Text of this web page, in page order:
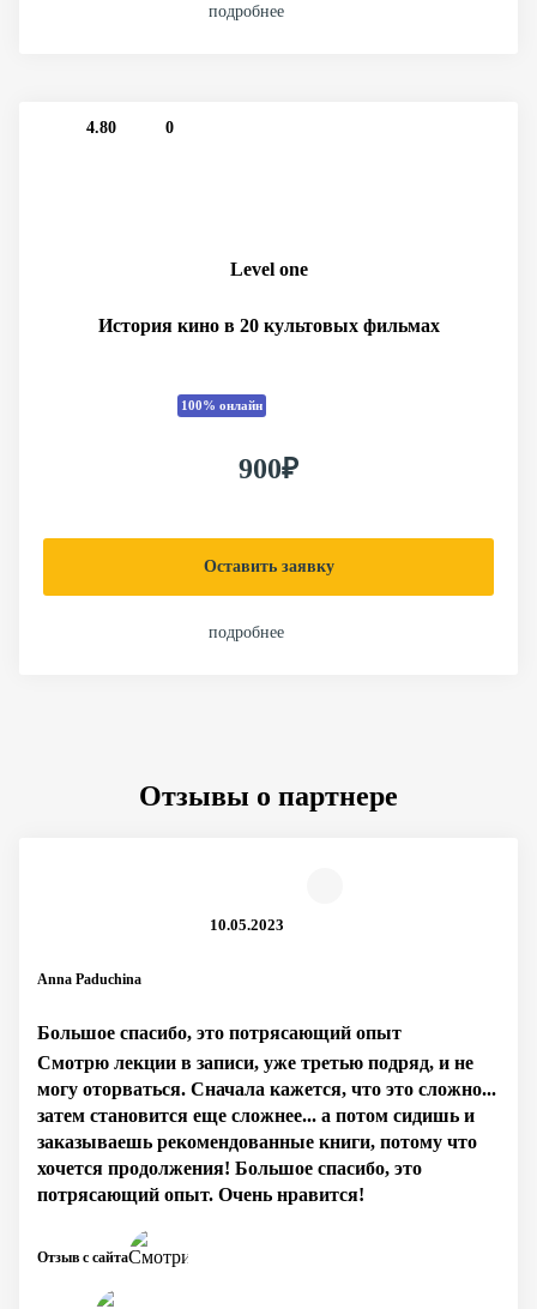
подробнее
4.80 0
Level one
История кино в 20 культовых фильмах
100% онлайн
900₽
Оставить заявку
подробнее
Отзывы о партнере
Anna Paduchina
10.05.2023
Большое спасибо, это потрясающий опыт
Смотрю лекции в записи, уже третью подряд, и не
могу оторваться. Сначала кажется, что это сложно...
затем становится еще сложнее... а потом сидишь и
заказываешь рекомендованные книги, потому что
хочется продолжения! Большое спасибо, это
потрясающий опыт. Очень нравится!
Отзыв с сайта